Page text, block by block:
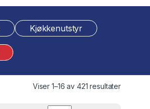
Kjøkkenutstyr
Viser 1–16 av 421 resultater